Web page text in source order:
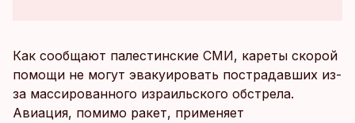
Как сообщают палестинские СМИ, кареты скорой
помощи не могут эвакуировать пострадавших из-
за массированного израильского обстрела.
Авиация, помимо ракет, применяет